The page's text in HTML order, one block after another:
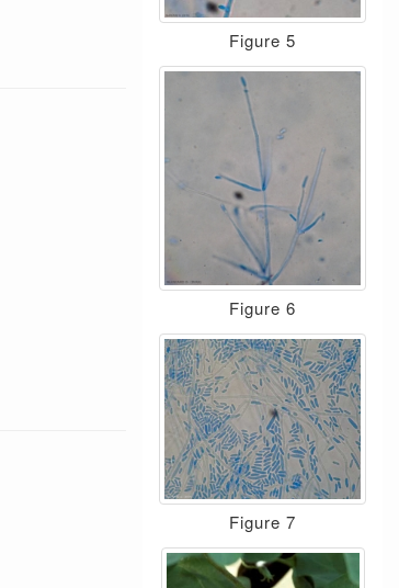
Figure 5
Figure 6
Figure 7